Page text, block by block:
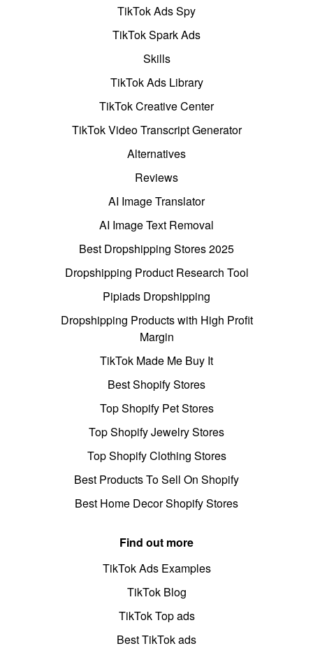
TikTok Ads Spy
TikTok Spark Ads
Skills
TikTok Ads Library
TikTok Creative Center
TikTok Video Transcript Generator
Alternatives
Reviews
AI Image Translator
AI Image Text Removal
Best Dropshipping Stores 2025
Dropshipping Product Research Tool
Pipiads Dropshipping
Dropshipping Products with High Profit
Margin
TikTok Made Me Buy It
Best Shopify Stores
Top Shopify Pet Stores
Top Shopify Jewelry Stores
Top Shopify Clothing Stores
Best Products To Sell On Shopify
Best Home Decor Shopify Stores
Find out more
TikTok Ads Examples
TikTok Blog
TikTok Top ads
Best TikTok ads